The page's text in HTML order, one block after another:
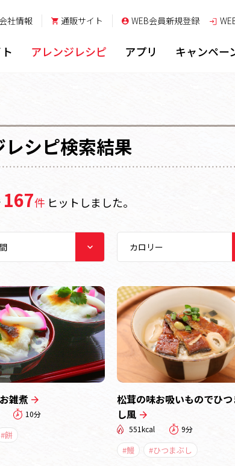
会社情報 通販サイト WEB会員新規登録
アレンジレシピ アプリ キャンペー
レシピ検索結果
167件 ヒットしました。
雑煮
10分
#餅
松茸の味お吸いものでひつ
し風
551kcal 9分
#鰻 #ひつまぶし